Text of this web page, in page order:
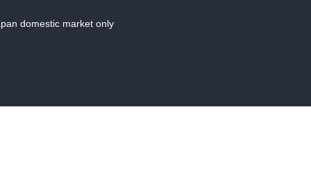
domestic market only